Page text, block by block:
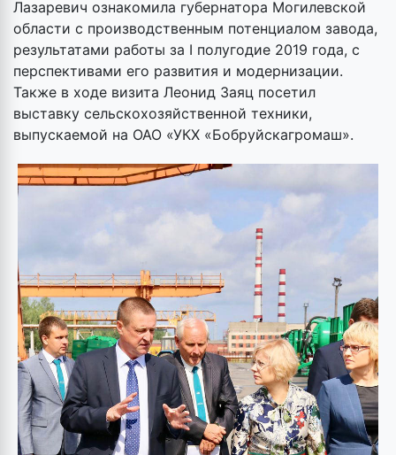
Лазаревич ознакомила губернатора Могилевской
области с производственным потенциалом завода,
результатами работы за I полугодие 2019 года, с
перспективами его развития и модернизации.
Также в ходе визита Леонид Заяц посетил
выставку сельскохозяйственной техники,
выпускаемой на ОАО «УКХ «Бобруйскагромаш».